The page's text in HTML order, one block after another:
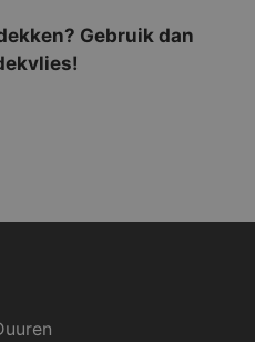
Gebruik dan